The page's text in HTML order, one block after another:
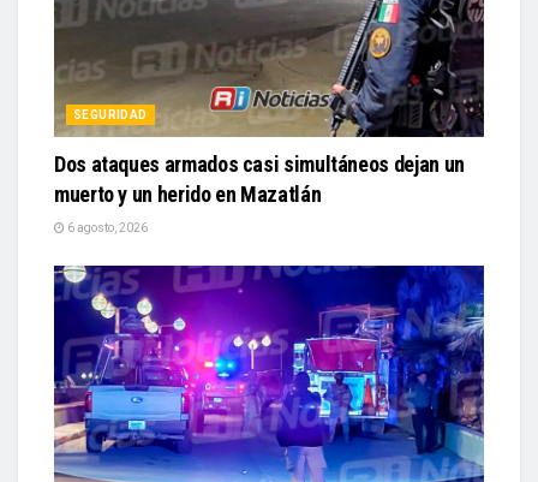
SEGURIDAD
Dos ataques armados casi simultáneos dejan un
muerto y un herido en Mazatlán
6 agosto, 2026